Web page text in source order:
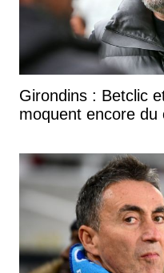
Girondins : Betclic
moquent encore du